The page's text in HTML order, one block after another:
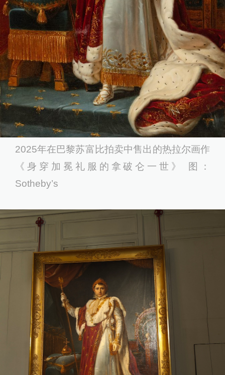
2025年在巴黎苏富比拍卖中售出的热拉尔画作
《身穿加冕礼服的拿破仑一世》 图：
Sotheby’s